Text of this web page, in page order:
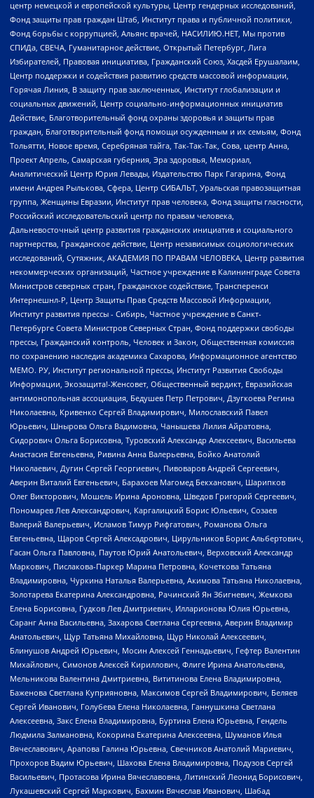
центр немецкой и европейской культуры, Центр гендерных исследований,
Фонд защиты прав граждан Штаб, Институт права и публичной политики,
Фонд борьбы с коррупцией, Альянс врачей, НАСИЛИЮ.НЕТ, Мы против
СПИДа, СВЕЧА, Гуманитарное действие, Открытый Петербург, Лига
Избирателей, Правовая инициатива, Гражданский Союз, Хасдей Ерушалаим,
Центр поддержки и содействия развитию средств массовой информации,
Горячая Линия, В защиту прав заключенных, Институт глобализации и
социальных движений, Центр социально-информационных инициатив
Действие, Благотворительный фонд охраны здоровья и защиты прав
граждан, Благотворительный фонд помощи осужденным и их семьям, Фонд
Тольятти, Новое время, Серебряная тайга, Так-Так-Так, Сова, центр Анна,
Проект Апрель, Самарская губерния, Эра здоровья, Мемориал,
Аналитический Центр Юрия Левады, Издательство Парк Гагарина, Фонд
имени Андрея Рылькова, Сфера, Центр СИБАЛЬТ, Уральская правозащитная
группа, Женщины Евразии, Институт прав человека, Фонд защиты гласности,
Российский исследовательский центр по правам человека,
Дальневосточный центр развития гражданских инициатив и социального
партнерства, Гражданское действие, Центр независимых социологических
исследований, Сутяжник, АКАДЕМИЯ ПО ПРАВАМ ЧЕЛОВЕКА, Центр развития
некоммерческих организаций, Частное учреждение в Калининграде Совета
Министров северных стран, Гражданское содействие, Трансперенси
Интернешнл-Р, Центр Защиты Прав Средств Массовой Информации,
Институт развития прессы - Сибирь, Частное учреждение в Санкт-
Петербурге Совета Министров Северных Стран, Фонд поддержки свободы
прессы, Гражданский контроль, Человек и Закон, Общественная комиссия
по сохранению наследия академика Сахарова, Информационное агентство
МЕМО. РУ, Институт региональной прессы, Институт Развития Свободы
Информации, Экозащита!-Женсовет, Общественный вердикт, Евразийская
антимонопольная ассоциация, Бедушев Петр Петрович, Дзугкоева Регина
Николаевна, Кривенко Сергей Владимирович, Милославский Павел
Юрьевич, Шнырова Ольга Вадимовна, Чанышева Лилия Айратовна,
Сидорович Ольга Борисовна, Туровский Александр Алексеевич, Васильева
Анастасия Евгеньевна, Ривина Анна Валерьевна, Бойко Анатолий
Николаевич, Дугин Сергей Георгиевич, Пивоваров Андрей Сергеевич,
Аверин Виталий Евгеньевич, Барахоев Магомед Бекханович, Шарипков
Олег Викторович, Мошель Ирина Ароновна, Шведов Григорий Сергеевич,
Пономарев Лев Александрович, Каргалицкий Борис Юльевич, Созаев
Валерий Валерьевич, Исламов Тимур Рифгатович, Романова Ольга
Евгеньевна, Щаров Сергей Алексадрович, Цирульников Борис Альбертович,
Гасан Ольга Павловна, Паутов Юрий Анатольевич, Верховский Александр
Маркович, Пислакова-Паркер Марина Петровна, Кочеткова Татьяна
Владимировна, Чуркина Наталья Валерьевна, Акимова Татьяна Николаевна,
Золотарева Екатерина Александровна, Рачинский Ян Збигневич, Жемкова
Елена Борисовна, Гудков Лев Дмитриевич, Илларионова Юлия Юрьевна,
Саранг Анна Васильевна, Захарова Светлана Сергеевна, Аверин Владимир
Анатольевич, Щур Татьяна Михайловна, Щур Николай Алексеевич,
Блинушов Андрей Юрьевич, Мосин Алексей Геннадьевич, Гефтер Валентин
Михайлович, Симонов Алексей Кириллович, Флиге Ирина Анатольевна,
Мельникова Валентина Дмитриевна, Вититинова Елена Владимировна,
Баженова Светлана Куприяновна, Максимов Сергей Владимирович, Беляев
Сергей Иванович, Голубева Елена Николаевна, Ганнушкина Светлана
Алексеевна, Закс Елена Владимировна, Буртина Елена Юрьевна, Гендель
Людмила Залмановна, Кокорина Екатерина Алексеевна, Шуманов Илья
Вячеславович, Арапова Галина Юрьевна, Свечников Анатолий Мариевич,
Прохоров Вадим Юрьевич, Шахова Елена Владимировна, Подузов Сергей
Васильевич, Протасова Ирина Вячеславовна, Литинский Леонид Борисович,
Лукашевский Сергей Маркович, Бахмин Вячеслав Иванович, Шабад